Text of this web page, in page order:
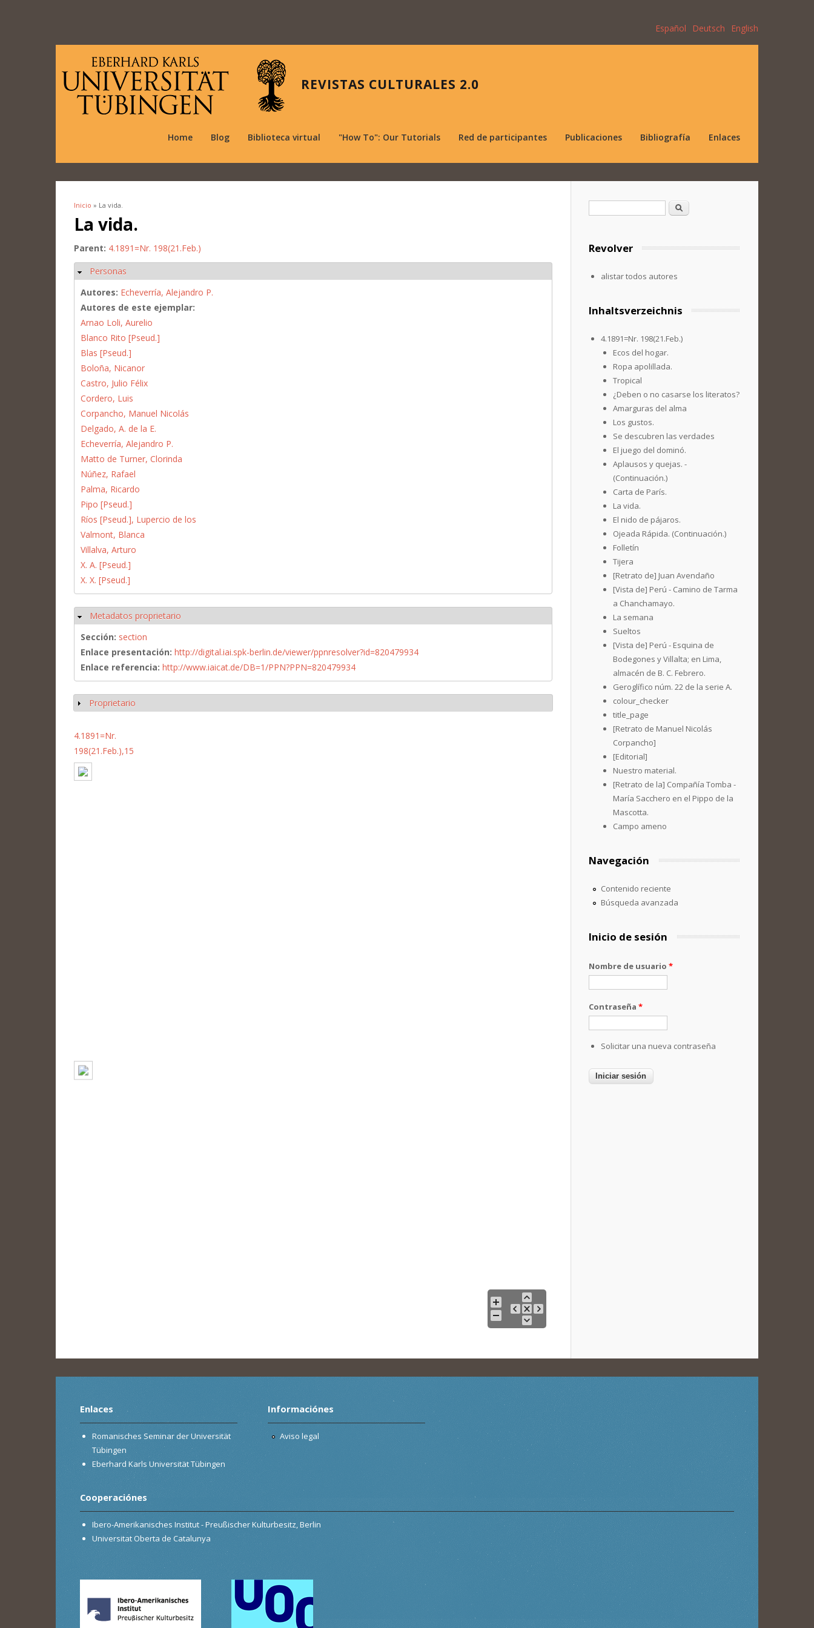
Español Deutsch English
REVISTAS CULTURALES 2.0
Home Blog Biblioteca virtual "How To": Our Tutorials Red de participantes Publicaciones Bibliografía Enlaces
Se encuentra usted aquí
Inicio » La vida.
La vida.
Parent: 4.1891=Nr. 198(21.Feb.)
Ocultar
Personas
Autores: Echeverría, Alejandro P.
Autores de este ejemplar:
Arnao Loli, Aurelio
Blanco Rito [Pseud.]
Blas [Pseud.]
Boloña, Nicanor
Castro, Julio Félix
Cordero, Luis
Corpancho, Manuel Nicolás
Delgado, A. de la E.
Echeverría, Alejandro P.
Matto de Turner, Clorinda
Núñez, Rafael
Palma, Ricardo
Pipo [Pseud.]
Ríos [Pseud.], Lupercio de los
Valmont, Blanca
Villalva, Arturo
X. A. [Pseud.]
X. X. [Pseud.]
Ocultar
Metadatos proprietario
Sección: section
Enlace presentación: http://digital.iai.spk-berlin.de/viewer/ppnresolver?id=820479934
Enlace referencia: http://www.iaicat.de/DB=1/PPN?PPN=820479934
Mostrar
Proprietario
4.1891=Nr.
198(21.Feb.),15
Formulario de búsqueda
Buscar
Revolver
alistar todos autores
Inhaltsverzeichnis
4.1891=Nr. 198(21.Feb.)
Ecos del hogar.
Ropa apolillada.
Tropical
¿Deben o no casarse los literatos?
Amarguras del alma
Los gustos.
Se descubren las verdades
El juego del dominó.
Aplausos y quejas. -
(Continuación.)
Carta de París.
La vida.
El nido de pájaros.
Ojeada Rápida. (Continuación.)
Folletín
Tijera
[Retrato de] Juan Avendaño
[Vista de] Perú - Camino de Tarma
a Chanchamayo.
La semana
Sueltos
[Vista de] Perú - Esquina de
Bodegones y Villalta; en Lima,
almacén de B. C. Febrero.
Geroglífico núm. 22 de la serie A.
colour_checker
title_page
[Retrato de Manuel Nicolás
Corpancho]
[Editorial]
Nuestro material.
[Retrato de la] Compañía Tomba -
María Sacchero en el Pippo de la
Mascotta.
Campo ameno
Navegación
Contenido reciente
Búsqueda avanzada
Inicio de sesión
Nombre de usuario *
Contraseña *
Solicitar una nueva contraseña
Enlaces
Romanisches Seminar der Universität
Tübingen
Eberhard Karls Universität Tübingen
Informaciónes
Aviso legal
Cooperaciónes
Ibero-Amerikanisches Institut - Preußischer Kulturbesitz, Berlin
Universitat Oberta de Catalunya